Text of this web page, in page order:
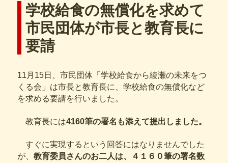
学校給食の無償化を求めて
市民団体が市長と教育長に
要請
11月15日、市民団体「学校給食から綾瀬の未来をつ
くる会」は市長と教育長に、学校給食の無償化など
を求める要請を行いました。
教育長には4160筆の署名も添えて提出しました。
すぐに実現するという回答にはなりませんでした
が、教育委員さんのお二人は、４１６０筆の署名数